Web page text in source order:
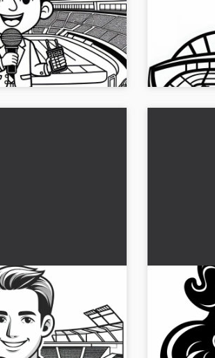
passionnante d'un
de football t'attend.
gratuitement et
Découvrez
sa
coloriage
d'un annonceur de stade
gratuit.
speaker
gratuit
Cette
stade invite